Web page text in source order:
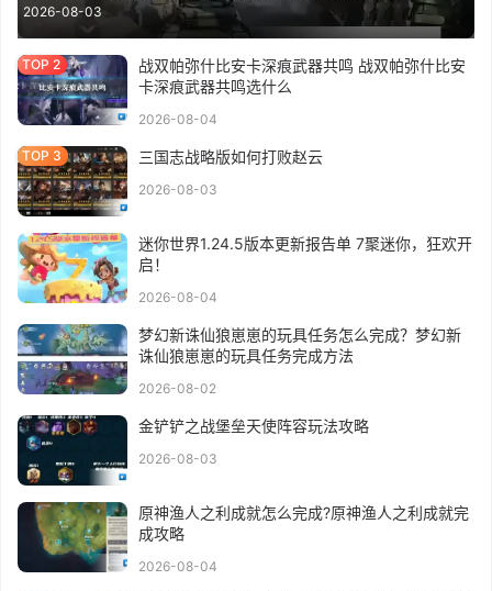
2026-08-03
战双帕弥什比安卡深痕武器共鸣 战双帕弥什比安
卡深痕武器共鸣选什么
2026-08-04
三国志战略版如何打败赵云
2026-08-03
迷你世界1.24.5版本更新报告单 7聚迷你，狂欢开
启！
2026-08-04
梦幻新诛仙狼崽崽的玩具任务怎么完成？梦幻新
诛仙狼崽崽的玩具任务完成方法
2026-08-02
金铲铲之战堡垒天使阵容玩法攻略
2026-08-03
原神渔人之利成就怎么完成?原神渔人之利成就完
成攻略
2026-08-04